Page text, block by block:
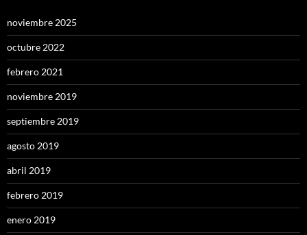
noviembre 2025
octubre 2022
febrero 2021
noviembre 2019
septiembre 2019
agosto 2019
abril 2019
febrero 2019
enero 2019